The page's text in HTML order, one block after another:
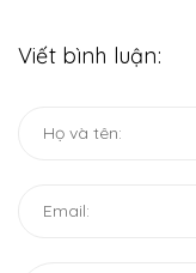
Viết bình luận: